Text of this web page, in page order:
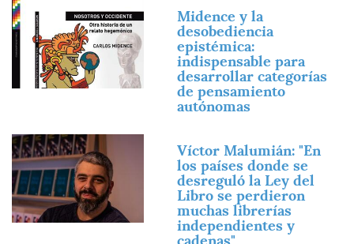
Imagen
Midence y la
desobediencia
epistémica:
indispensable para
desarrollar categorías
de pensamiento
autónomas
Imagen
Víctor Malumián: "En
los países donde se
desreguló la Ley del
Libro se perdieron
muchas librerías
independientes y